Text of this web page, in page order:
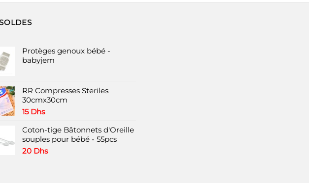
options
peuvent
sur
la
page
produit
Protèges genoux bébé -
babyjem
RR Compresses Steriles
30cmx30cm
15 Dhs
Coton-tige Bâtonnets d'Oreille
souples pour bébé - 55pcs
20 Dhs